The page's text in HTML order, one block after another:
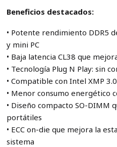
Beneficios destacados:
• Potente rendimiento DDR5
y mini PC
• Baja latencia CL38 que
• Tecnología Plug N Play: sin
• Compatible con Intel XMP
• Menor consumo energético
• Diseño compacto SO-DIMM
portátiles
• ECC on-die que mejora la
sistema